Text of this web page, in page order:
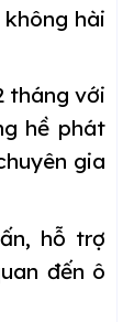
hài
tháng với
hề phát
gia
hỗ trợ
đến ô